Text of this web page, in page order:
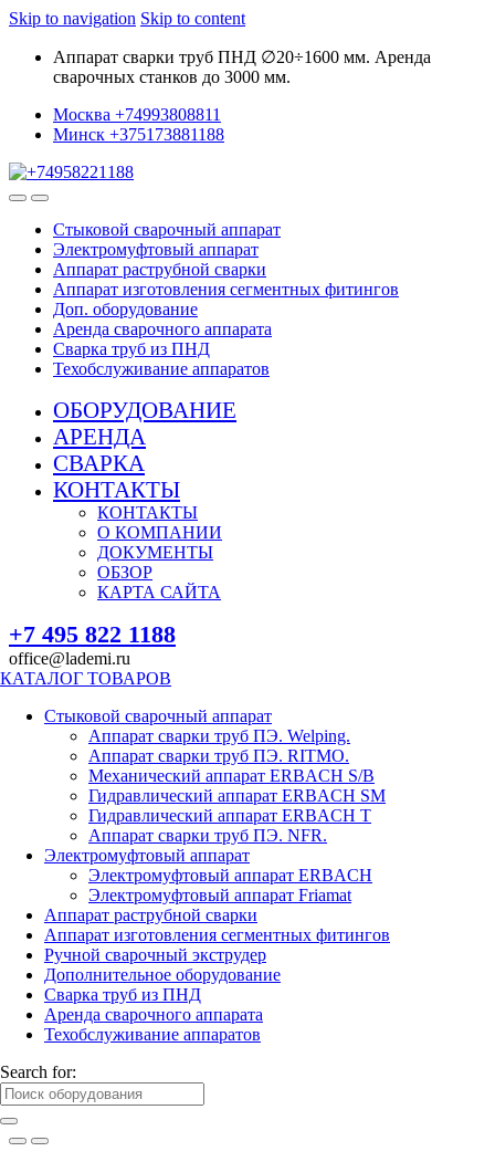
Skip to navigation Skip to content
Аппарат сварки труб ПНД ∅20÷1600 мм. Аренда
сварочных станков до 3000 мм.
Москва +74993808811
Минск +375173881188
Стыковой сварочный аппарат
Электромуфтовый аппарат
Аппарат раструбной сварки
Аппарат изготовления сегментных фитингов
Доп. оборудование
Аренда сварочного аппарата
Сварка труб из ПНД
Техобслуживание аппаратов
ОБОРУДОВАНИЕ
АРЕНДА
СВАРКА
КОНТАКТЫ
КОНТАКТЫ
О КОМПАНИИ
ДОКУМЕНТЫ
ОБЗОР
КАРТА САЙТА
+7 495 822 1188
office@lademi.ru
КАТАЛОГ ТОВАРОВ
Стыковой сварочный аппарат
Аппарат сварки труб ПЭ. Welping.
Аппарат сварки труб ПЭ. RITMO.
Механический аппарат ERBACH S/B
Гидравлический аппарат ERBACH SM
Гидравлический аппарат ERBACH T
Аппарат сварки труб ПЭ. NFR.
Электромуфтовый аппарат
Электромуфтовый аппарат ERBACH
Электромуфтовый аппарат Friamat
Аппарат раструбной сварки
Аппарат изготовления сегментных фитингов
Ручной сварочный экструдер
Дополнительное оборудование
Сварка труб из ПНД
Аренда сварочного аппарата
Техобслуживание аппаратов
Search for: